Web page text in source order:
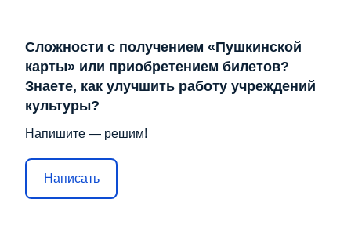
Сложности с получением «Пушкинской
карты» или приобретением билетов?
Знаете, как улучшить работу учреждений
культуры?
Напишите — решим!
Написать